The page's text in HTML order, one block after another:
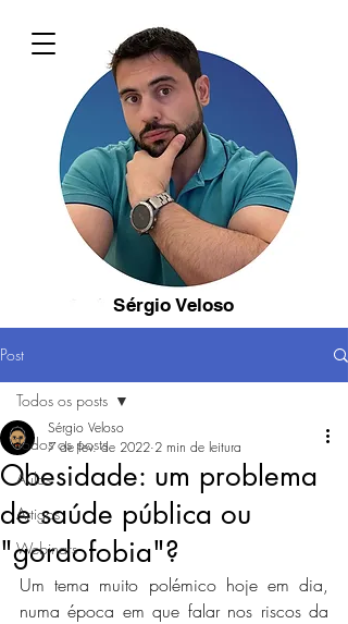
Sérgio Veloso
Post
Todos os posts
Aulas
Artigos
Webinars
Todos os posts
Obesidade: um problema
de saúde pública ou
"gordofobia"?
Sérgio Veloso
7 de fev. de 2022 2 min de leitura
Um tema muito polémico hoje em dia,
numa época em que falar nos riscos da